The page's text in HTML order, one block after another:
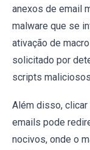
anexos de email
malware que se
ativação de
solicitado por
scripts
Além disso,
emails pode
nocivos, onde o